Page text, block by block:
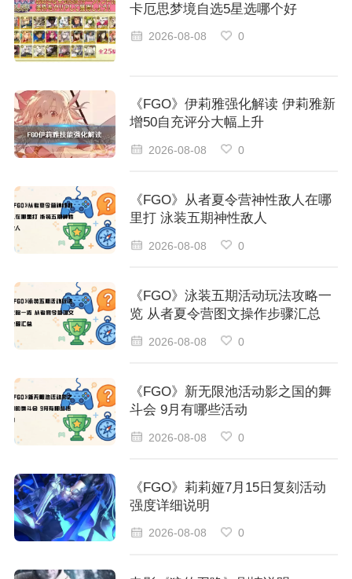
卡厄思梦境自选5星选哪个好
2026-08-08 0
《FGO》伊莉雅强化解读 伊莉雅新
增50自充评分大幅上升
2026-08-08 0
《FGO》从者夏令营神性敌人在哪
里打 泳装五期神性敌人
2026-08-08 0
《FGO》泳装五期活动玩法攻略一
览 从者夏令营图文操作步骤汇总
2026-08-08 0
《FGO》新无限池活动影之国的舞
斗会 9月有哪些活动
2026-08-08 0
《FGO》莉莉娅7月15日复刻活动
强度详细说明
2026-08-08 0